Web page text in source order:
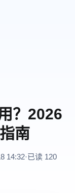
？2026
南
14:32·已读 120